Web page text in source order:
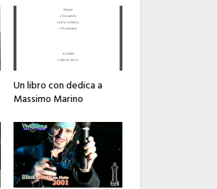
Un libro con dedica a
Massimo Marino